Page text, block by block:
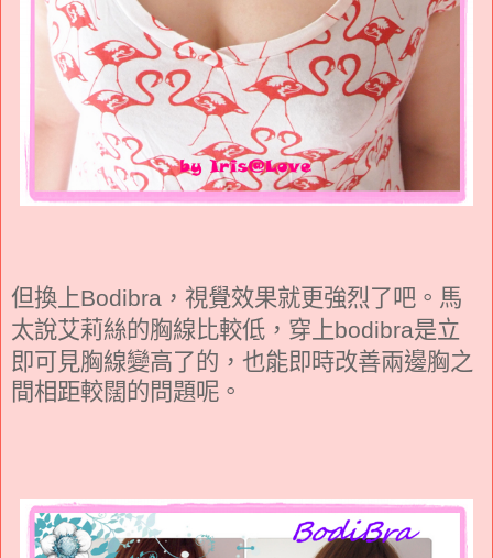
但換上Bodibra ，視覺效果就更強烈了吧。馬
太說艾莉絲的胸線比較低，穿上bodibra是立
即可見胸線變高了的，也能即時改善兩邊胸之
間相距較闊的問題呢。